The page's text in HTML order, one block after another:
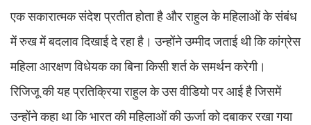
एक सकारात्मक संदेश प्रतीत होता है और राहुल के महिलाओं के संबंध
में रुख में बदलाव दिखाई दे रहा है। उन्होंने उम्मीद जताई थी कि कांग्रेस
महिला आरक्षण विधेयक का बिना किसी शर्त के समर्थन करेगी।
रिजिजू की यह प्रतिक्रिया राहुल के उस वीडियो पर आई है जिसमें
उन्होंने कहा था कि भारत की महिलाओं की ऊर्जा को दबाकर रखा गया